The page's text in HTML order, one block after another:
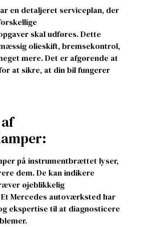
en detaljeret serviceplan, der
skal udføres. Dette
olieskift, bremsekontrol,
mere. Det er afgørende at
at sikre, at din bil fungerer
på instrumentbrættet lyser,
dem. De kan indikere
øjeblikkelig
Mercedes autoværksted har
ekspertise til at diagnosticere